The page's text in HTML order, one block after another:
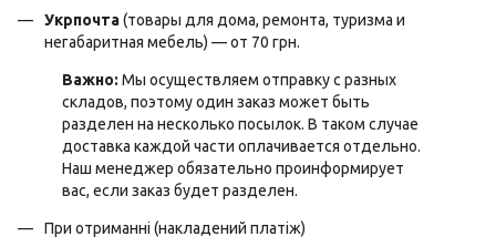
Укрпочта(товары для дома, ремонта, туризма и
негабаритная мебель) — от 70 грн.
Важно: Мы осуществляем отправку с разных
складов, поэтому один заказ может быть
разделен на несколько посылок. В таком случае
доставка каждой части оплачивается отдельно.
Наш менеджер обязательно проинформирует
вас, если заказ будет разделен.
При отриманні (накладений платіж)